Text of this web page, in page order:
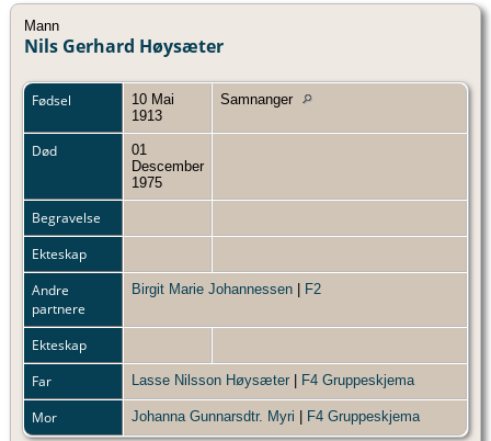
Mann
Nils Gerhard Høysæter
Fødsel
10 Mai
1913
Samnanger
Død
01
Descember
1975
Begravelse
Ekteskap
Andre
partnere
Birgit Marie Johannessen F2
Ekteskap
Far
Lasse Nilsson Høysæter F4 Gruppeskjema
Mor Johanna Gunnarsdtr. Myri F4 Gruppeskjema